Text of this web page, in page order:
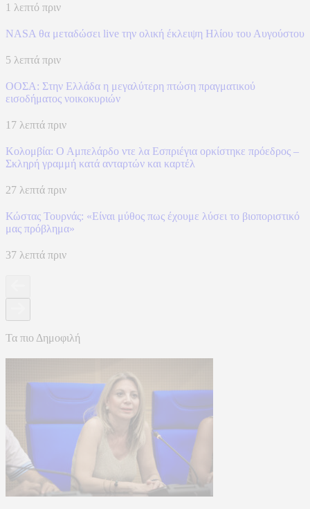
1 λεπτό πριν
NASA θα μεταδώσει live την ολική έκλειψη Ηλίου του Αυγούστου
5 λεπτά πριν
ΟΟΣΑ: Στην Ελλάδα η μεγαλύτερη πτώση πραγματικού
εισοδήματος νοικοκυριών
17 λεπτά πριν
Κολομβία: Ο Αμπελάρδο ντε λα Εσπριέγια ορκίστηκε πρόεδρος –
Σκληρή γραμμή κατά ανταρτών και καρτέλ
27 λεπτά πριν
Κώστας Τουρνάς: «Είναι μύθος πως έχουμε λύσει το βιοποριστικό
μας πρόβλημα»
37 λεπτά πριν
Τα πιο Δημοφιλή